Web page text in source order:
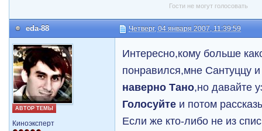
Гости не могут голосовать
eda-88 Четверг, 04 января 2007, 11:39:59
АВТОР ТЕМЫ
Киноэксперт
Интересно,кому больше
понравился,мне Сантуццу
наверно Тано,но давайте
Голосуйте и потом
Если же кто-либо не из